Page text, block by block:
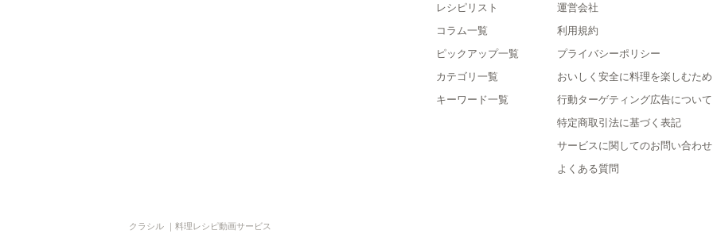
レシピリスト
コラム一覧
ピックアップ一覧
カテゴリ一覧
キーワード一覧
運営会社
利用規約
プライバシーポリシー
おいしく安全に料理を楽しむため
行動ターゲティング広告について
特定商取引法に基づく表記
サービスに関してのお問い合わせ
よくある質問
クラシル ｜料理レシピ動画サービス